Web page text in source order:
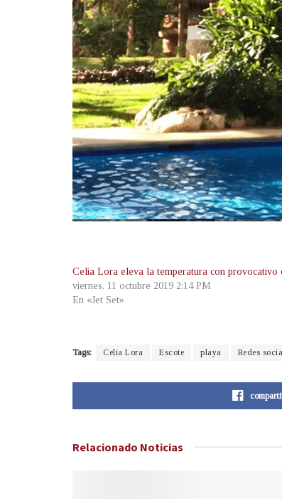
Celia Lora eleva la temperatura con provocativo
viernes, 11 octubre 2019 2:14 PM
En «Jet Set»
Tags: Celia Lora Escote playa Redes
Relacionado Noticias